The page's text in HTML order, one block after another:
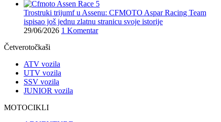
Trostruki trijumf u Assenu: CFMOTO Aspar Racing Team
ispisao još jednu zlatnu stranicu svoje istorije
29/06/2026 1 Komentar
Četverotočkaši
ATV vozila
UTV vozila
SSV vozila
JUNIOR vozila
MOTOCIKLI